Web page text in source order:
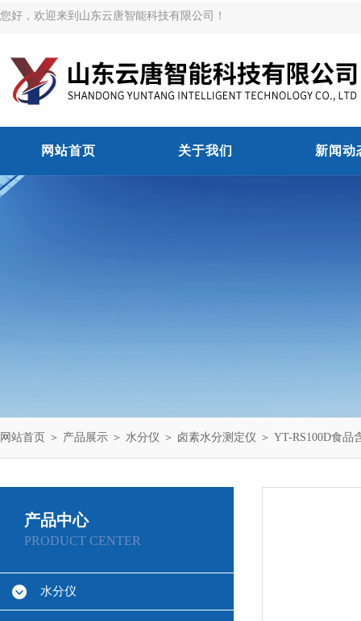
您好，欢迎来到山东云唐智能科技有限公司！
网站首页 关于我们 新闻动
网站首页 ＞ 产品展示 ＞ 水分仪 ＞ 卤素水分测定仪 ＞ YT-RS100D食品
产品中心
PRODUCT CENTER
水分仪